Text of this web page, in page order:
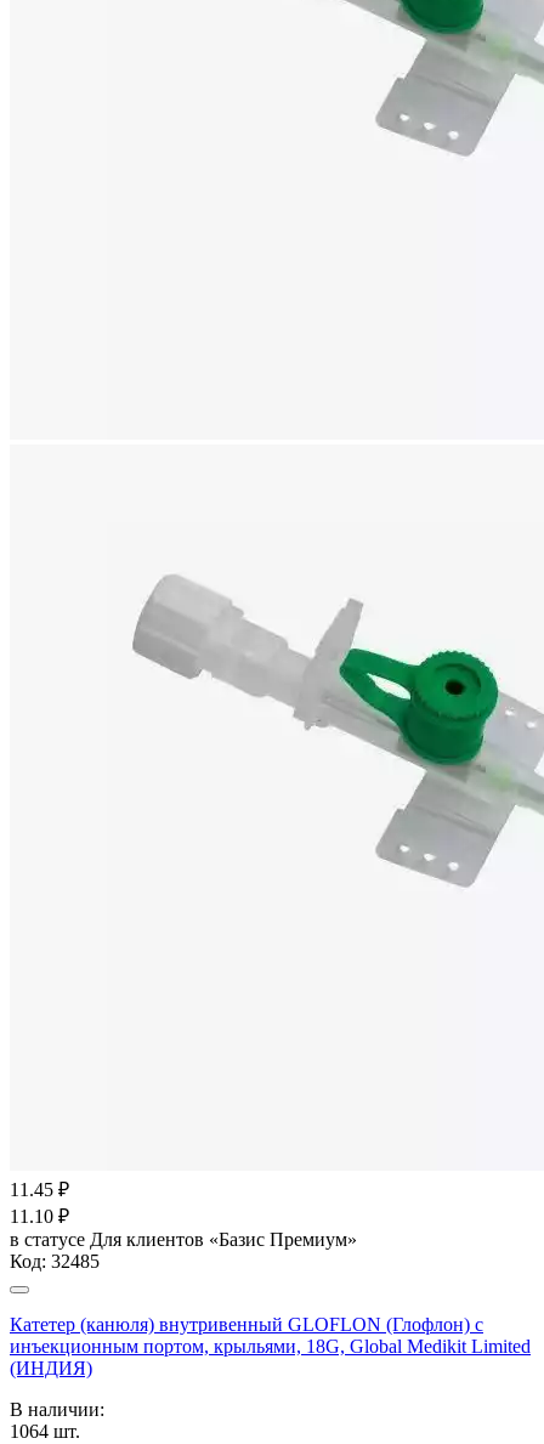
11.45 ₽
11.10 ₽
в статусе Для клиентов «Базис Премиум»
Код: 32485
Катетер (канюля) внутривенный GLOFLON (Глофлон) с
инъекционным портом, крыльями, 18G, Global Medikit Limited
(ИНДИЯ)
В наличии:
1064 шт.